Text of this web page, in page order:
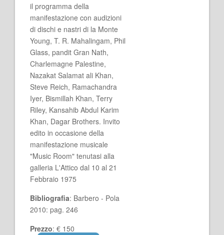
il programma della
manifestazione con audizioni
di dischi e nastri di la Monte
Young, T. R. Mahalingam, Phil
Glass, pandit Gran Nath,
Charlemagne Palestine,
Nazakat Salamat ali Khan,
Steve Reich, Ramachandra
Iyer, Bismillah Khan, Terry
Riley, Kansahib Abdul Karim
Khan, Dagar Brothers. Invito
edito in occasione della
manifestazione musicale
"Music Room" tenutasi alla
galleria L'Attico dal 10 al 21
Febbraio 1975
Bibliografia: Barbero - Pola
2010: pag. 246
Prezzo: € 150